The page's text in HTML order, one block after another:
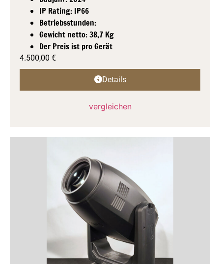
IP Rating: IP66
Betriebsstunden:
Gewicht netto: 38,7 Kg
Der Preis ist pro Gerät
4.500,00 €
Details
vergleichen